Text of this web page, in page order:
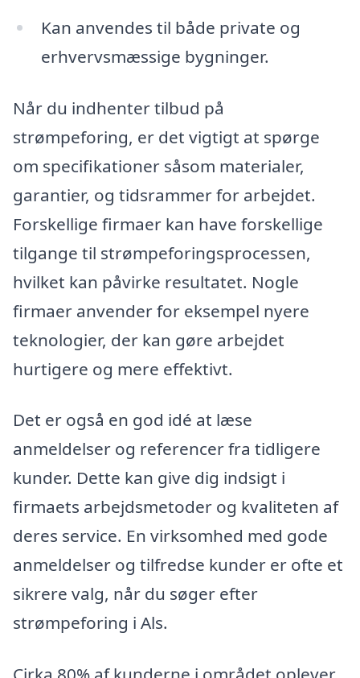
Kan anvendes til både private og
erhvervsmæssige bygninger.
Når du indhenter tilbud på
strømpeforing, er det vigtigt at spørge
om specifikationer såsom materialer,
garantier, og tidsrammer for arbejdet.
Forskellige firmaer kan have forskellige
tilgange til strømpeforingsprocessen,
hvilket kan påvirke resultatet. Nogle
firmaer anvender for eksempel nyere
teknologier, der kan gøre arbejdet
hurtigere og mere effektivt.
Det er også en god idé at læse
anmeldelser og referencer fra tidligere
kunder. Dette kan give dig indsigt i
firmaets arbejdsmetoder og kvaliteten af
deres service. En virksomhed med gode
anmeldelser og tilfredse kunder er ofte et
sikrere valg, når du søger efter
strømpeforing i Als.